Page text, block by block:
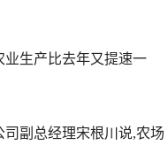
生产比去年又提速一
副总经理宋根川说,农场